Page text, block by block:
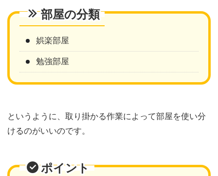
部屋の分類
娯楽部屋
勉強部屋
というように、取り掛かる作業によって部屋を使い分
けるのがいいのです。
ポイント